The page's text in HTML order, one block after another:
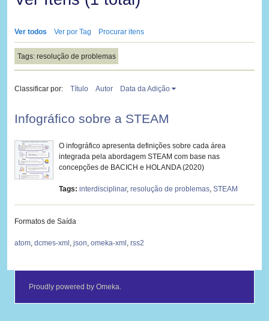
Ver todos Ver por Tag Procurar itens
Tags: resolução de problemas
Classificar por: Título Autor Data da Adição
Infográfico sobre a STEAM
O infográfico apresenta definições sobre cada área
integrada pela abordagem STEAM com base nas
concepções de BACICH e HOLANDA (2020)
Tags: interdisciplinar, resolução de problemas, STEAM
Formatos de Saída
atom, dcmes-xml , json, omeka-xml , rss2
Proudly powered byOmeka.